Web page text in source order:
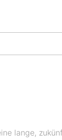
lange,